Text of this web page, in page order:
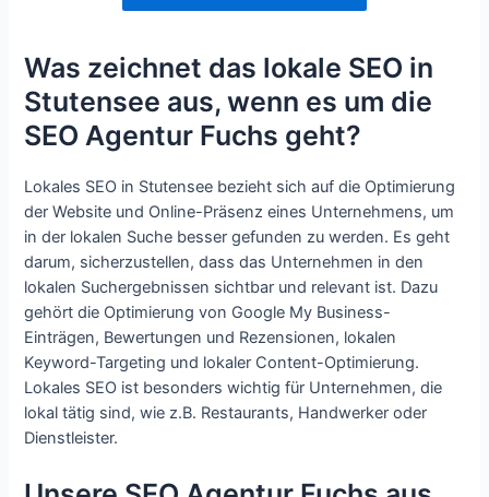
Was zeichnet das lokale SEO in
Stutensee aus, wenn es um die
SEO Agentur Fuchs geht?
Lokales SEO in Stutensee bezieht sich auf die Optimierung
der Website und Online-Präsenz eines Unternehmens, um
in der lokalen Suche besser gefunden zu werden. Es geht
darum, sicherzustellen, dass das Unternehmen in den
lokalen Suchergebnissen sichtbar und relevant ist. Dazu
gehört die Optimierung von Google My Business-
Einträgen, Bewertungen und Rezensionen, lokalen
Keyword-Targeting und lokaler Content-Optimierung.
Lokales SEO ist besonders wichtig für Unternehmen, die
lokal tätig sind, wie z.B. Restaurants, Handwerker oder
Dienstleister.